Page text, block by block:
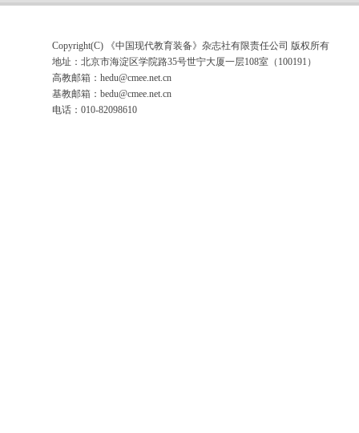
Copyright(C) 《中国现代教育装备》杂志社有限责任公司 版权所有
地址：北京市海淀区学院路35号世宁大厦一层108室（100191）
高教邮箱： hedu@cmee.net.cn
基教邮箱： bedu@cmee.net.cn
电话：010-82098610